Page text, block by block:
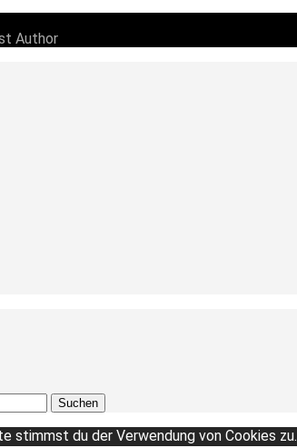
Author
Suchen
stimmst du der Verwendung von Cookies zu.